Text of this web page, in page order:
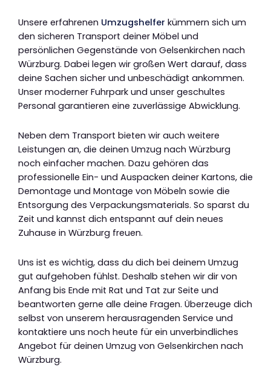
Unsere erfahrenen Umzugshelfer kümmern sich um
den sicheren Transport deiner Möbel und
persönlichen Gegenstände von Gelsenkirchen nach
Würzburg. Dabei legen wir großen Wert darauf, dass
deine Sachen sicher und unbeschädigt ankommen.
Unser moderner Fuhrpark und unser geschultes
Personal garantieren eine zuverlässige Abwicklung.
Neben dem Transport bieten wir auch weitere
Leistungen an, die deinen Umzug nach Würzburg
noch einfacher machen. Dazu gehören das
professionelle Ein- und Auspacken deiner Kartons, die
Demontage und Montage von Möbeln sowie die
Entsorgung des Verpackungsmaterials. So sparst du
Zeit und kannst dich entspannt auf dein neues
Zuhause in Würzburg freuen.
Uns ist es wichtig, dass du dich bei deinem Umzug
gut aufgehoben fühlst. Deshalb stehen wir dir von
Anfang bis Ende mit Rat und Tat zur Seite und
beantworten gerne alle deine Fragen. Überzeuge dich
selbst von unserem herausragenden Service und
kontaktiere uns noch heute für ein unverbindliches
Angebot für deinen Umzug von Gelsenkirchen nach
Würzburg.